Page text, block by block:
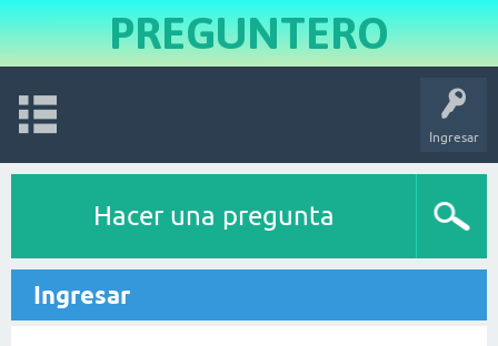
PREGUNTERO
Ingresar
Hacer una pregunta
Ingresar